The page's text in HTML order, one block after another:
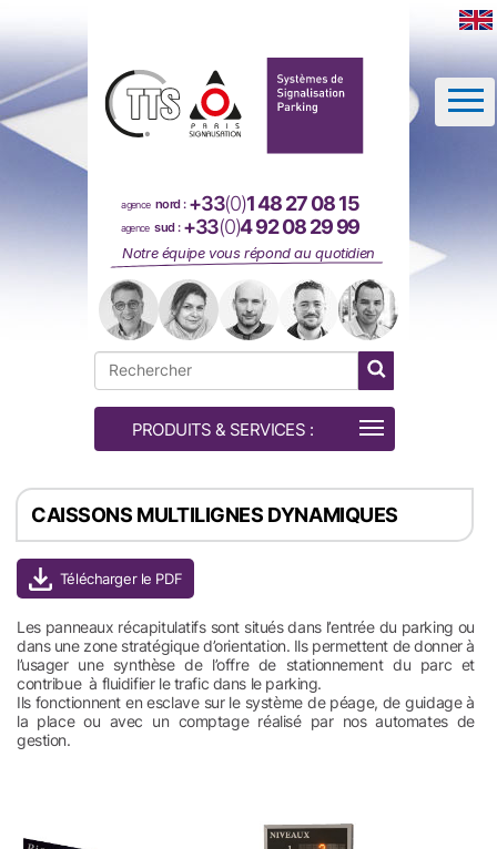
agence nord : +33(0)1 48 27 08 15
agence sud : +33(0)4 92 08 29 99
Notre équipe vous répond au quotidien
CAISSONS MULTILIGNES DYNAMIQUES
Les panneaux récapitulatifs sont situés dans l’entrée du parking ou
dans une zone stratégique d’orientation. Ils permettent de donner à
l’usager une synthèse de l’offre de stationnement du parc et
contribue à fluidifier le trafic dans le parking.
Ils fonctionnent en esclave sur le système de péage, de guidage à
la place ou avec un comptage réalisé par nos automates de
gestion.